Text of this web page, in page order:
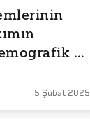
5 Şubat 2025